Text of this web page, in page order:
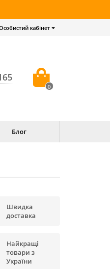
кабінет
0
Блог
Швидка
доставка
Найкращі
товари з
України